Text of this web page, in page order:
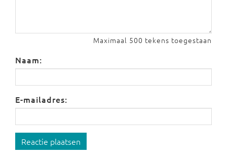
Maximaal 500 tekens toegestaan
Naam:
E-mailadres:
Reactie plaatsen